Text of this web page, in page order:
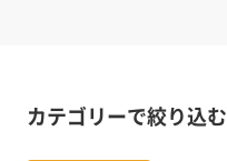
カテゴリーで絞り込む